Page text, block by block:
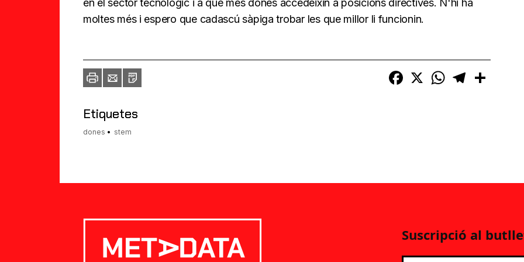
en el sector tecnològic i a què més dones accedeixin a posicions directives. N'hi ha
moltes més i espero que cadascú sàpiga trobar les que millor li funcionin.
ImprimirEnvia
un
PDF Facebook
X WhatsAppTelegram
Etiquetes
dones stem
Suscripció al